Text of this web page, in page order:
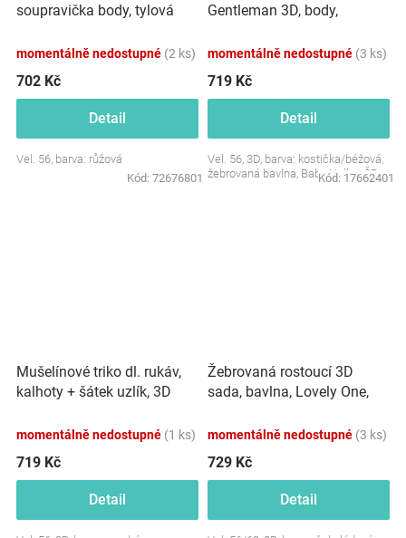
soupravička body, tylová
momentálně nedostupné (2 ks)
702 Kč
Detail
Vel. 56, barva: růžová
Kód: 72676801
Gentleman 3D, body,
čepička, béžová/kostička
momentálně nedostupné (3 ks)
719 Kč
Detail
Vel. 56, 3D, barva: kostička/béžová,
žebrovaná bavlna, Baby Nellys ČR
Kód: 17662401
Mušelínové triko dl. rukáv,
kalhoty + šátek uzlík, 3D
momentálně nedostupné (1 ks)
719 Kč
Detail
Žebrovaná rostoucí 3D
sada, bavlna, Lovely One,
momentálně nedostupné (3 ks)
729 Kč
Detail